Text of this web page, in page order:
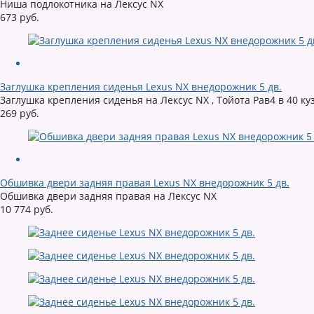
Ниша подлокотника на Лексус NX
673 руб.
Заглушка крепления сиденья Lexus NX внедорожник 5 дв.
Заглушка крепления сиденья на Лексус NX , Тойота Рав4 в 40
269 руб.
Обшивка двери задняя правая Lexus NX внедорожник 5 дв.
Обшивка двери задняя правая на Лексус NX
10 774 руб.